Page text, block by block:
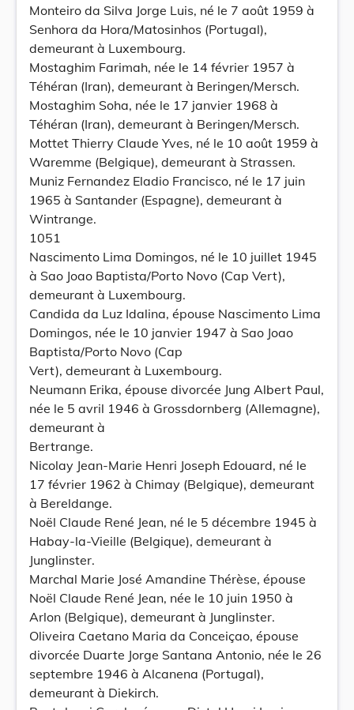
Monteiro da Silva Jorge Luis, né le 7 août 1959 à
Senhora da Hora/Matosinhos (Portugal),
demeurant à Luxembourg.
Mostaghim Farimah, née le 14 février 1957 à
Téhéran (Iran), demeurant à Beringen/Mersch.
Mostaghim Soha, née le 17 janvier 1968 à
Téhéran (Iran), demeurant à Beringen/Mersch.
Mottet Thierry Claude Yves, né le 10 août 1959 à
Waremme (Belgique), demeurant à Strassen.
Muniz Fernandez Eladio Francisco, né le 17 juin
1965 à Santander (Espagne), demeurant à
Wintrange.
1051
Nascimento Lima Domingos, né le 10 juillet 1945
à Sao Joao Baptista/Porto Novo (Cap Vert),
demeurant à Luxembourg.
Candida da Luz Idalina, épouse Nascimento Lima
Domingos, née le 10 janvier 1947 à Sao Joao
Baptista/Porto Novo (Cap
Vert), demeurant à Luxembourg.
Neumann Erika, épouse divorcée Jung Albert Paul,
née le 5 avril 1946 à Grossdornberg (Allemagne),
demeurant à
Bertrange.
Nicolay Jean-Marie Henri Joseph Edouard, né le
17 février 1962 à Chimay (Belgique), demeurant
à Bereldange.
Noël Claude René Jean, né le 5 décembre 1945 à
Habay-la-Vieille (Belgique), demeurant à
Junglinster.
Marchal Marie José Amandine Thérèse, épouse
Noël Claude René Jean, née le 10 juin 1950 à
Arlon (Belgique), demeurant à Junglinster.
Oliveira Caetano Maria da Conceiçao, épouse
divorcée Duarte Jorge Santana Antonio, née le 26
septembre 1946 à Alcanena (Portugal),
demeurant à Diekirch.